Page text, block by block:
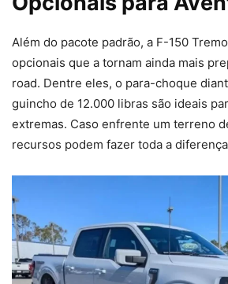
Além do pacote padrão, a F-150
opcionais que a tornam ainda mais
road. Dentre eles, o para-choque
guincho de 12.000 libras são ideais
extremas. Caso enfrente um terreno
recursos podem fazer toda a